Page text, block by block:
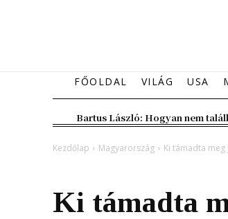
FŐOLDAL VILÁG USA
Bartus László: Hogyan nem
Kezdőlap Magyarország Ki támadta
Ki támadta